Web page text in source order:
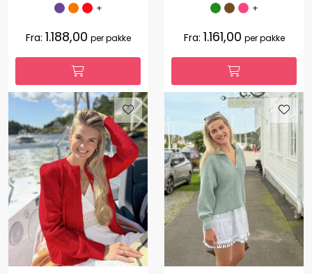
+
Fra: 1.188,00 per pakke
+
Fra: 1.161,00 per pakke